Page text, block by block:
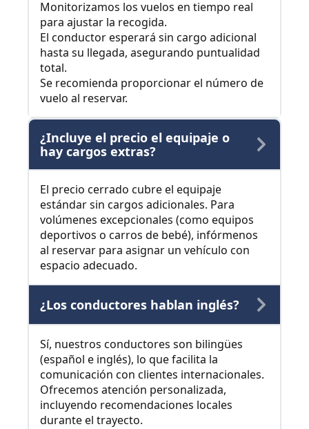
Monitorizamos los vuelos en tiempo real
para ajustar la recogida.
El conductor esperará sin cargo adicional
hasta su llegada, asegurando puntualidad
total.
Se recomienda proporcionar el número de
vuelo al reservar.
¿Incluye el precio el equipaje o
hay cargos extras?
El precio cerrado cubre el equipaje
estándar sin cargos adicionales. Para
volúmenes excepcionales (como equipos
deportivos o carros de bebé), infórmenos
al reservar para asignar un vehículo con
espacio adecuado.
¿Los conductores hablan inglés?
Sí, nuestros conductores son bilingües
(español e inglés), lo que facilita la
comunicación con clientes internacionales.
Ofrecemos atención personalizada,
incluyendo recomendaciones locales
durante el trayecto.